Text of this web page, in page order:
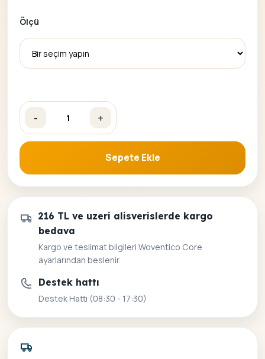
Ölçü
-
Çakra Meditasyonu Sayılarla Boyama Seti adet
+
Sepete Ekle
216 TL ve uzeri alisverislerde kargo
bedava
Kargo ve teslimat bilgileri Woventico Core
ayarlarından beslenir.
Destek hattı
Destek Hattı (08:30 - 17:30)